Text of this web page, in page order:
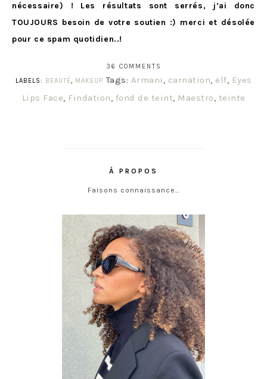
nécessaire) ! Les résultats sont serrés, j’ai donc
TOUJOURS besoin de votre soutien :) merci et désolée
pour ce spam quotidien..!
36 COMMENTS
LABELS:
BEAUTÉ, MAKEUP Tags: Armani , carnation, elf, Eyes
Lips Face, Findation, fond de teint, Maestro, teinte
À PROPOS
Faisons connaissance…